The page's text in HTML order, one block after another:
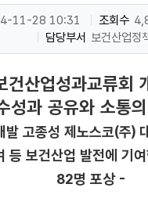
11-28 10:31 조회수
담당부서 보건산업정
산업성과교류회
성과 공유와 소통
발 고종성 제노스코(주)
등 보건산업 발전에 기
82명 포상 -